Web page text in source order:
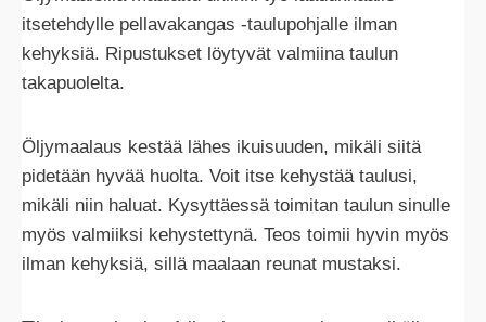
itsetehdylle pellavakangas -taulupohjalle ilman
kehyksiä. Ripustukset löytyvät valmiina taulun
takapuolelta.
Öljymaalaus kestää lähes ikuisuuden, mikäli siitä
pidetään hyvää huolta. Voit itse kehystää taulusi,
mikäli niin haluat. Kysyttäessä toimitan taulun sinulle
myös valmiiksi kehystettynä. Teos toimii hyvin myös
ilman kehyksiä, sillä maalaan reunat mustaksi.